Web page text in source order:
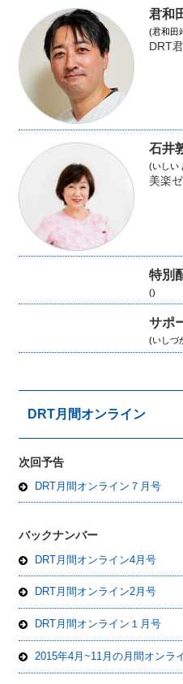
君和
(君和田
DRT
石井
(いしい
美楽
特別
()
サポ
(いしづ
DRT月間オンライン
次回予告
DRT月間オンライン７月号
バックナンバー
DRT月間オンライン4月号
DRT月間オンライン2月号
DRT月間オンライン１月号
2015年4月~11月の月間オンラ